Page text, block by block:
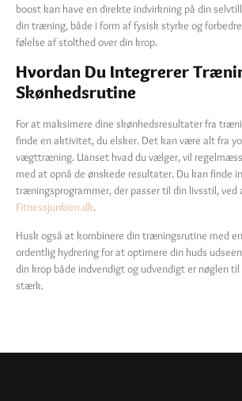
boost kan have en direkte indvirkning på din
din træning, både i form af fysisk styrke og
følelse af stolthed over din krop.
Hvordan Du Integrerer
Skønhedsrutine
For at maksimere dine skønhedsresultater fra
finde en aktivitet, du elsker. Det kan være alt fra
vægttræning. Uanset hvad du vælger, vil
med at opnå de ønskede resultater. Du kan finde
træningsprogrammer, der passer til din livsstil, ved
Fitnessjunkien.dk.
Husk også at kombinere din træningsrutine med
ordentlig hydrering for at optimere din huds
din krop både indvendigt og udvendigt er nøglen
stærk.